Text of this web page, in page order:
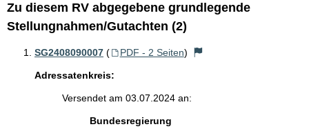
Zu diesem RV abgegebene grundlegende
Stellungnahmen/Gutachten (2)
SG2408090007 ( PDF - 2 Seiten)
Adressatenkreis:
Versendet am 03.07.2024 an:
Bundesregierung